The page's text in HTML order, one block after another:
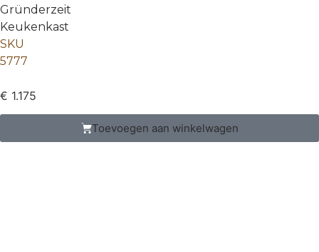
Gründerzeit
Keukenkast
SKU
5777
€ 1.175
Toevoegen aan winkelwagen